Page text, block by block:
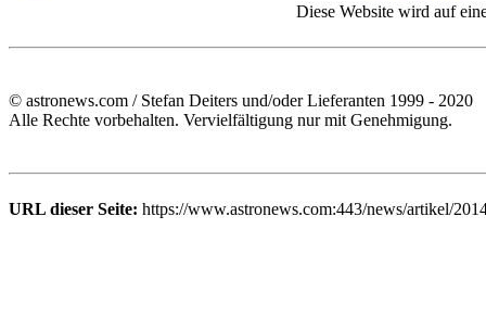
Diese Website wird auf
© astronews.com / Stefan Deiters und/oder Lieferanten 1999 - 2020
Alle Rechte vorbehalten. Vervielfältigung nur mit Genehmigung.
URL dieser Seite: https://www.astronews.com:443/news/artikel/